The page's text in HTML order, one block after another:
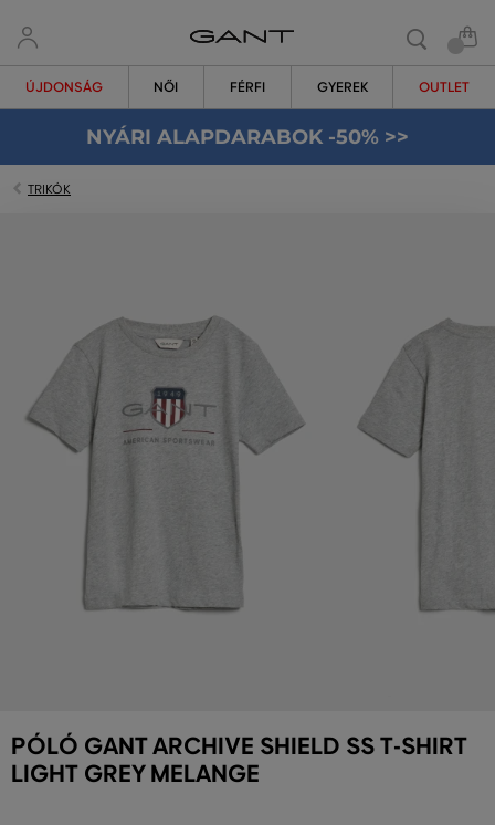
ÚJDONSÁG NŐI FÉRFI GYEREK OUTLET
NYÁRI ALAPDARABOK -50% >>
TRIKÓK
PÓLÓ GANT ARCHIVE SHIELD SS T-SHIRT
LIGHT GREY MELANGE